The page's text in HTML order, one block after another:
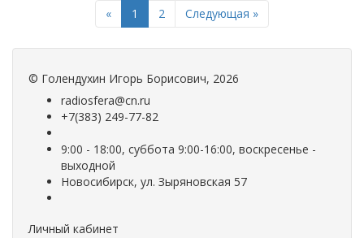
«Previous
1 2 Следующая »Next
© Голендухин Игорь Борисович, 2026
radiosfera@cn.ru
+7(383) 249-77-82
9:00 - 18:00, суббота 9:00-16:00, воскресенье -
выходной
Новосибирск, ул. Зыряновская 57
Личный кабинет